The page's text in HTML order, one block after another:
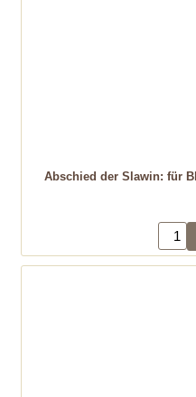
Abschied der Slawin: für